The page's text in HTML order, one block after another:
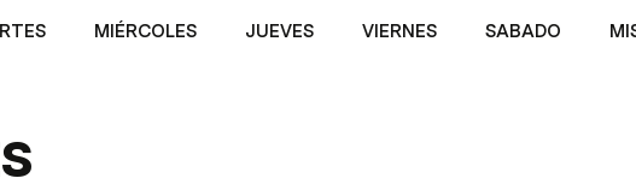
MIÉRCOLES JUEVES VIERNES SABADO